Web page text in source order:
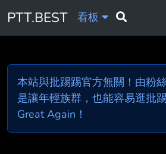
PTT.BEST 看板
本站與批踢踢官方無關！由粉
是讓年輕族群，也能容易逛批
Great Again！